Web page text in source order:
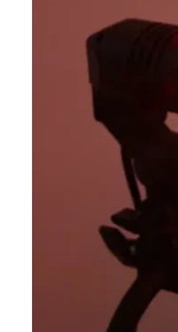
Nuestras
Sinergias
Nosotros